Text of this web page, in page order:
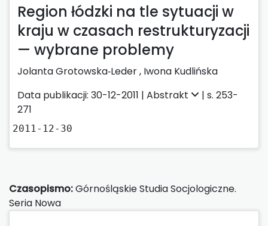
Region łódzki na tle sytuacji w
kraju w czasach restrukturyzacji
— wybrane problemy
Jolanta Grotowska‑Leder , Iwona Kudlińska
Data publikacji: 30-12-2011 | Abstrakt
| s. 253-
271
2011-12-30
Czasopismo:Górnośląskie Studia Socjologiczne.
Seria Nowa